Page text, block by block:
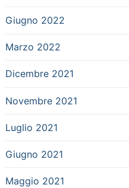
Giugno 2022
Marzo 2022
Dicembre 2021
Novembre 2021
Luglio 2021
Giugno 2021
Maggio 2021